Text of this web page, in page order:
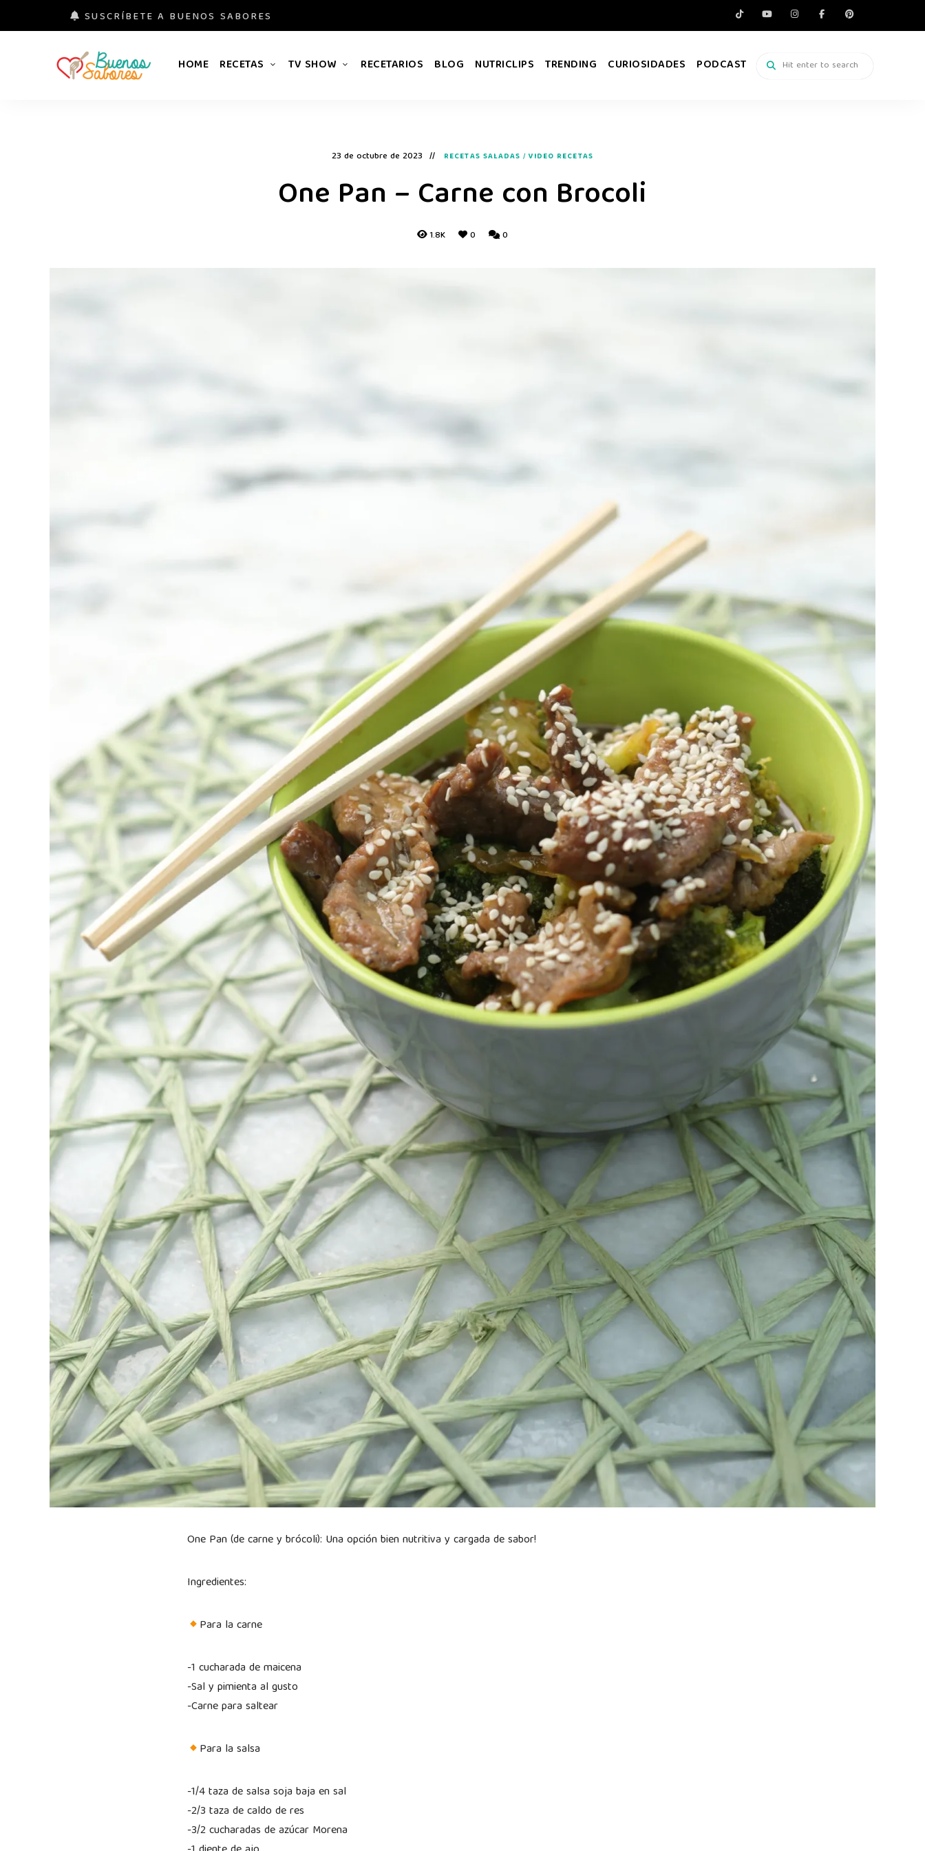
SUSCRÍBETE A BUENOS SABORES
HOME RECETAS TV SHOW RECETARIOS BLOG NUTRICLIPS TRENDING CURIOSIDADES PODCAST
23 de octubre de 2023 RECETAS SALADAS /VIDEO RECETAS
One Pan – Carne con Brocoli
1.8K 0 0
One Pan (de carne y brócoli): Una opción bien nutritiva y cargada de sabor!
Ingredientes:
Para la carne
-1 cucharada de maicena
-Sal y pimienta al gusto
-Carne para saltear
Para la salsa
-1/4 taza de salsa soja baja en sal
-2/3 taza de caldo de res
-3/2 cucharadas de azúcar Morena